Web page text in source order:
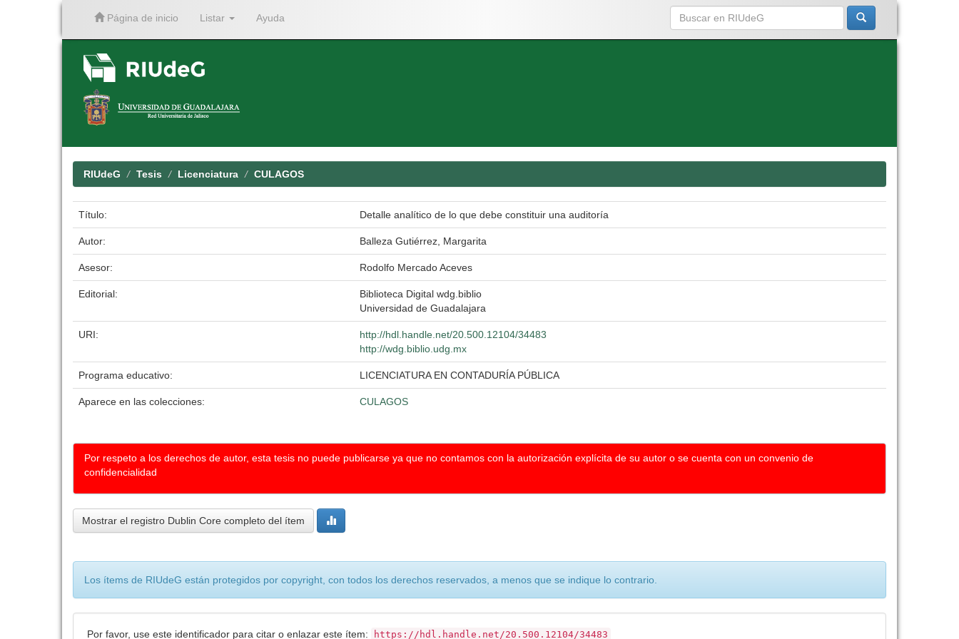
Página de inicio Listar Ayuda
RIUdeG Tesis Licenciatura CULAGOS
Título: Detalle analítico de lo que debe constituir una auditoría
Autor: Balleza Gutiérrez, Margarita
Asesor: Rodolfo Mercado Aceves
Editorial:
Biblioteca Digital wdg.biblio
Universidad de Guadalajara
URI:
http://hdl.handle.net/20.500.12104/34483
http://wdg.biblio.udg.mx
Programa educativo: LICENCIATURA EN CONTADURÍA PÚBLICA
Aparece en las colecciones: CULAGOS
Por respeto a los derechos de autor, esta tesis no puede publicarse ya que no contamos con la autorización explícita de su autor o se cuenta con un convenio de
confidencialidad
Mostrar el registro Dublin Core completo del ítem
Los ítems de RIUdeG están protegidos por copyright, con todos los derechos reservados, a menos que se indique lo contrario.
Por favor, use este identificador para citar o enlazar este ítem: https://hdl.handle.net/20.500.12104/34483